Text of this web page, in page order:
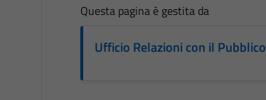
Questa pagina è gestita da
Ufficio Relazioni con il Pubblico